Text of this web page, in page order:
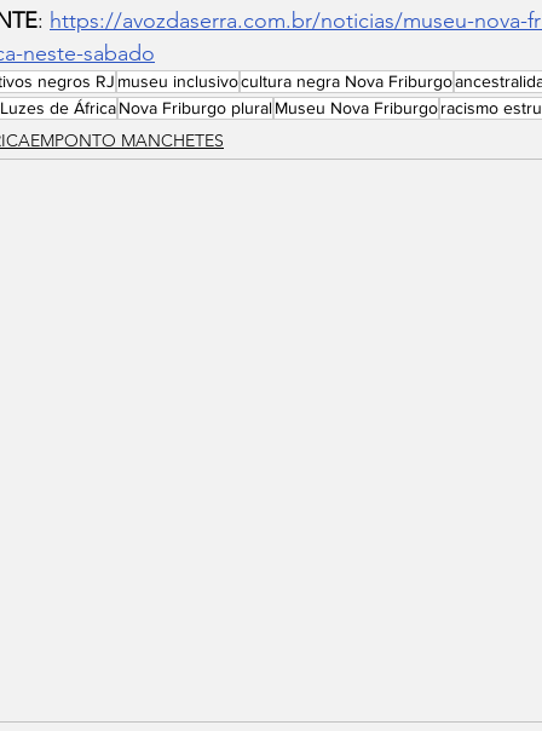
: https://avozdaserra.com.br/noticias/museu-nova-
neste-sabado
negros RJ museu inclusivocultura negra Nova Friburgo
de ÁfricaNova Friburgo pluralMuseu Nova Friburgoracismo
MANCHETES